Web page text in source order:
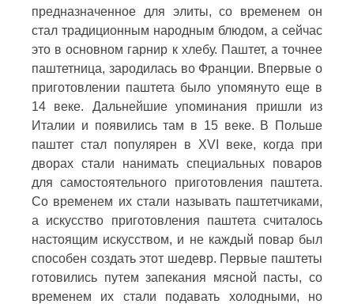
предназначенное для элиты, со временем он
стал традиционным народным блюдом, а сейчас
это в основном гарнир к хлебу. Паштет, а точнее
паштетница, зародилась во Франции. Впервые о
приготовлении паштета было упомянуто еще в
14 веке. Дальнейшие упоминания пришли из
Италии и появились там в 15 веке. В Польше
паштет стал популярен в XVI веке, когда при
дворах стали нанимать специальных поваров
для самостоятельного приготовления паштета.
Со временем их стали называть паштетчиками,
а искусство приготовления паштета считалось
настоящим искусством, и не каждый повар был
способен создать этот шедевр. Первые паштеты
готовились путем запекания мясной пасты, со
временем их стали подавать холодными, но